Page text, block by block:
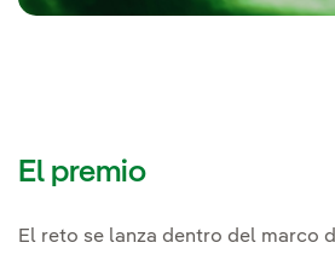
El premio
El reto se lanza dentro del marco